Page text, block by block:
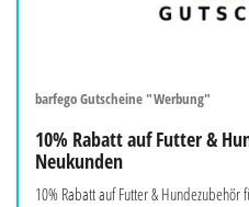
barfego Gutscheine "Werbung"
10% Rabatt auf Futter &
Neukunden
10% Rabatt auf Futter &